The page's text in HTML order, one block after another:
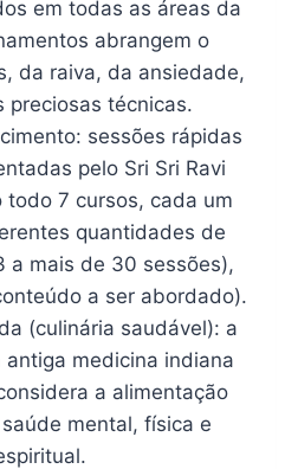
em todas as áreas da
abrangem o
da raiva, da ansiedade,
preciosas técnicas.
sessões rápidas
pelo Sri Sri Ravi
todo 7 cursos, cada um
quantidades de
a mais de 30 sessões),
a ser abordado).
(culinária saudável): a
antiga medicina indiana
a alimentação
mental, física e